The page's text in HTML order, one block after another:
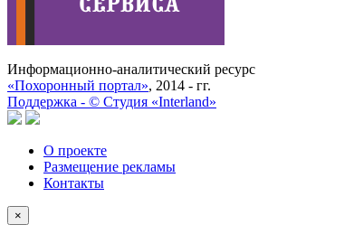
Информационно-аналитический ресурс
«Похоронный портал», 2014 - гг.
Поддержка - © Cтудия «Interland»
О проекте
Размещение рекламы
Контакты
×